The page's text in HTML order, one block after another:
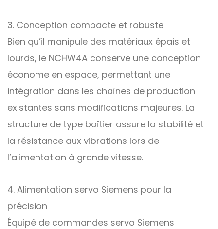
3. Conception compacte et robuste
Bien qu’il manipule des matériaux épais et
lourds, le NCHW4A conserve une conception
économe en espace, permettant une
intégration dans les chaînes de production
existantes sans modifications majeures. La
structure de type boîtier assure la stabilité et
la résistance aux vibrations lors de
l’alimentation à grande vitesse.
4. Alimentation servo Siemens pour la
précision
Équipé de commandes servo Siemens